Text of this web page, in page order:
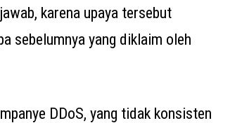
karena upaya tersebut
sebelumnya yang diklaim oleh
DDoS, yang tidak konsisten